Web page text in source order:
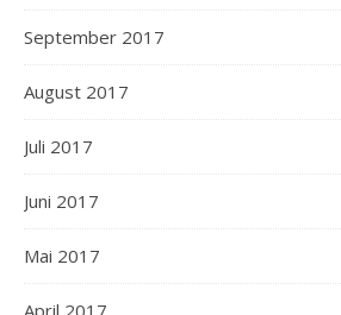
September 2017
August 2017
Juli 2017
Juni 2017
Mai 2017
April 2017